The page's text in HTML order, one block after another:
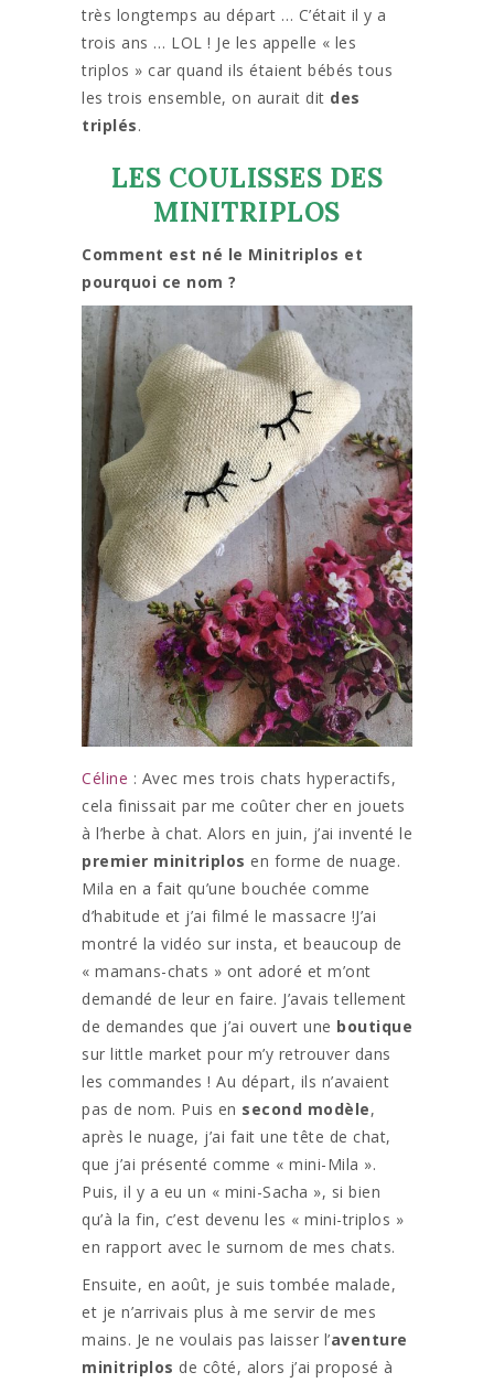
très longtemps au départ … C’était il y a
trois ans … LOL ! Je les appelle « les
triplos » car quand ils étaient bébés tous
les trois ensemble, on aurait dit des
triplés.
LES COULISSES DES
MINITRIPLOS
Comment est né le Minitriplos et
pourquoi ce nom ?
Céline : Avec mes trois chats hyperactifs,
cela finissait par me coûter cher en jouets
à l’herbe à chat. Alors en juin, j’ai inventé le
premier minitriplos en forme de nuage.
Mila en a fait qu’une bouchée comme
d’habitude et j’ai filmé le massacre !J’ai
montré la vidéo sur insta, et beaucoup de
« mamans-chats » ont adoré et m’ont
demandé de leur en faire. J’avais tellement
de demandes que j’ai ouvert une boutique
sur little market pour m’y retrouver dans
les commandes ! Au départ, ils n’avaient
pas de nom. Puis en second modèle,
après le nuage, j’ai fait une tête de chat,
que j’ai présenté comme « mini-Mila ».
Puis, il y a eu un « mini-Sacha », si bien
qu’à la fin, c’est devenu les « mini-triplos »
en rapport avec le surnom de mes chats.
Ensuite, en août, je suis tombée malade,
et je n’arrivais plus à me servir de mes
mains. Je ne voulais pas laisser l’aventure
minitriplos de côté, alors j’ai proposé à